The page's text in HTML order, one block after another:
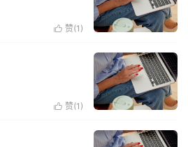
 赞(1 )
 赞(1 )